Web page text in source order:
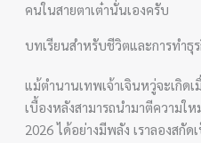
คนในสายตาเต๋านั่นเองครับ
บทเรียนสำหรับชีวิตและการทำธุ
แม้ตำนานเทพเจ้าเจินหวู่จะเกิ
เบื้องหลังสามารถนำมาตีความใ
2026 ได้อย่างมีพลัง เราลองสกั